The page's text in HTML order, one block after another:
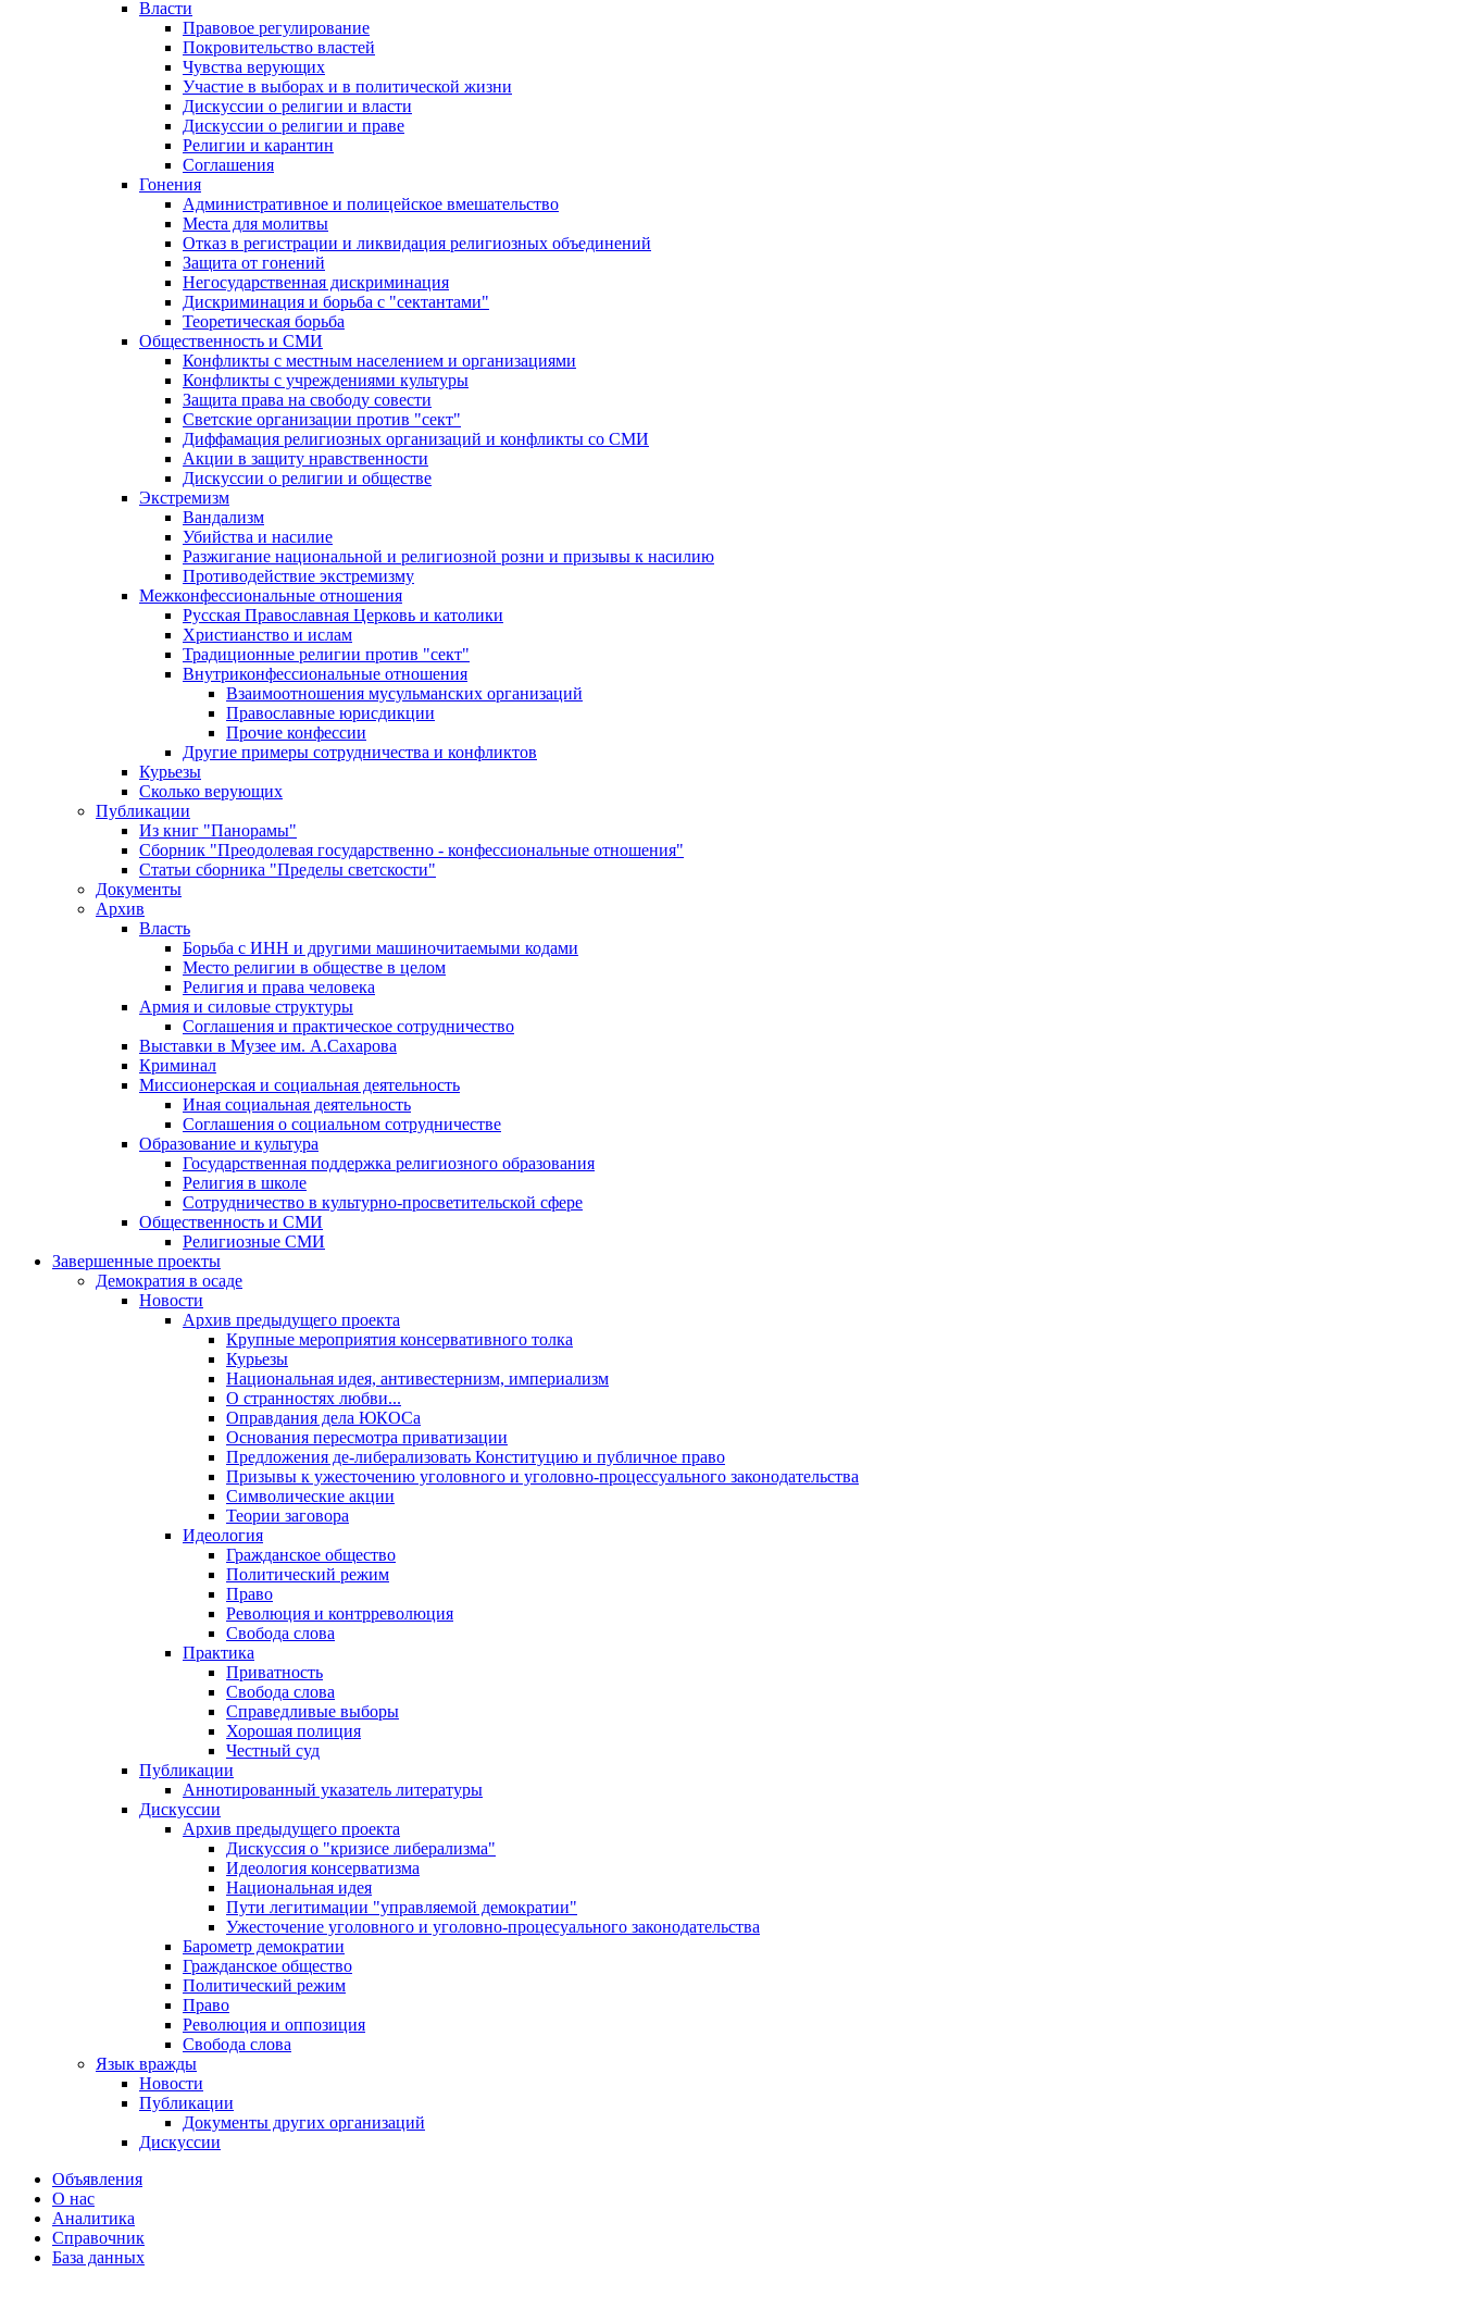
Власти
Правовое регулирование
Покровительство властей
Чувства верующих
Участие в выборах и в политической жизни
Дискуссии о религии и власти
Дискуссии о религии и праве
Религии и карантин
Соглашения
Гонения
Административное и полицейское вмешательство
Места для молитвы
Отказ в регистрации и ликвидация религиозных объединений
Защита от гонений
Негосударственная дискриминация
Дискриминация и борьба с "сектантами"
Теоретическая борьба
Общественность и СМИ
Конфликты с местным населением и организациями
Конфликты с учреждениями культуры
Защита права на свободу совести
Светские организации против "сект"
Диффамация религиозных организаций и конфликты со СМИ
Акции в защиту нравственности
Дискуссии о религии и обществе
Экстремизм
Вандализм
Убийства и насилие
Разжигание национальной и религиозной розни и призывы к насилию
Противодействие экстремизму
Межконфессиональные отношения
Русская Православная Церковь и католики
Христианство и ислам
Традиционные религии против "сект"
Внутриконфессиональные отношения
Взаимоотношения мусульманских организаций
Православные юрисдикции
Прочие конфессии
Другие примеры сотрудничества и конфликтов
Курьезы
Сколько верующих
Публикации
Из книг "Панорамы"
Сборник "Преодолевая государственно - конфессиональные отношения"
Статьи сборника "Пределы светскости"
Документы
Архив
Власть
Борьба с ИНН и другими машиночитаемыми кодами
Место религии в обществе в целом
Религия и права человека
Армия и силовые структуры
Соглашения и практическое сотрудничество
Выставки в Музее им. А.Сахарова
Криминал
Миссионерская и социальная деятельность
Иная социальная деятельность
Соглашения о социальном сотрудничестве
Образование и культура
Государственная поддержка религиозного образования
Религия в школе
Сотрудничество в культурно-просветительской сфере
Общественность и СМИ
Религиозные СМИ
Завершенные проекты
Демократия в осаде
Новости
Архив предыдущего проекта
Крупные мероприятия консервативного толка
Курьезы
Национальная идея, антивестернизм, империализм
О странностях любви...
Оправдания дела ЮКОСа
Основания пересмотра приватизации
Предложения де-либерализовать Конституцию и публичное право
Призывы к ужесточению уголовного и уголовно-процессуального законодательства
Символические акции
Теории заговора
Идеология
Гражданское общество
Политический режим
Право
Революция и контрреволюция
Свобода слова
Практика
Приватность
Свобода слова
Справедливые выборы
Хорошая полиция
Честный суд
Публикации
Аннотированный указатель литературы
Дискуссии
Архив предыдущего проекта
Дискуссия о "кризисе либерализма"
Идеология консерватизма
Национальная идея
Пути легитимации "управляемой демократии"
Ужесточение уголовного и уголовно-процесуального законодательства
Барометр демократии
Гражданское общество
Политический режим
Право
Революция и оппозиция
Свобода слова
Язык вражды
Новости
Публикации
Документы других организаций
Дискуссии
Объявления
О нас
Аналитика
Справочник
База данных